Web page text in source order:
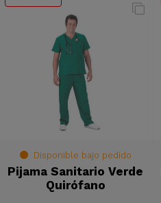
Disponible bajo pedido
Pijama Sanitario Verde
Quirófano